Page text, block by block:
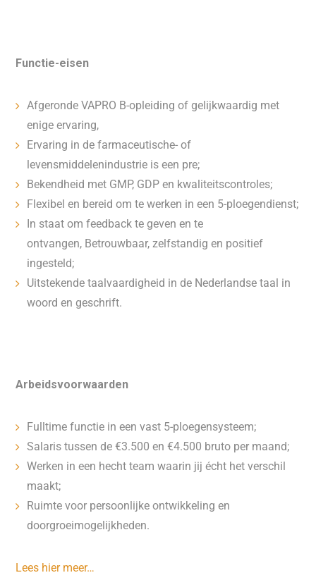
Functie-eisen
Afgeronde VAPRO B-opleiding of gelijkwaardig met
enige ervaring,
Ervaring in de farmaceutische- of
levensmiddelenindustrie is een pre;
Bekendheid met GMP, GDP en kwaliteitscontroles;
Flexibel en bereid om te werken in een 5-ploegendienst;
In staat om feedback te geven en te
ontvangen, Betrouwbaar, zelfstandig en positief
ingesteld;
Uitstekende taalvaardigheid in de Nederlandse taal in
woord en geschrift.
Arbeidsvoorwaarden
Fulltime functie in een vast 5-ploegensysteem;
Salaris tussen de €3.500 en €4.500 bruto per maand;
Werken in een hecht team waarin jij écht het verschil
maakt;
Ruimte voor persoonlijke ontwikkeling en
doorgroeimogelijkheden.
Lees hier meer…